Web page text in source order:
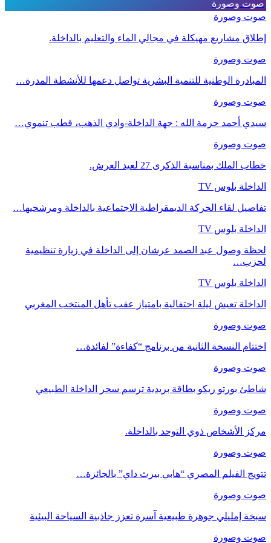
صوت وصورة
صوت وصورة
إطلاق مشاريع مهيكلة في مجالي الماء والتعليم بالداخلة.
صوت وصورة
المبادرة الوطنية للتنمية البشرية تواصل دعمها للأنشطة المدرة…
صوت وصورة
سيدي أحمد حرمة الله : جهة الداخلة-وادي الذهب، قطب تنموي…
صوت وصورة
خطاب الملك بمناسبة الذكرى 27 لعيد العرش.
الداخلة بلوس TV
تفاصيل لقاء الحركة الديمقراطية الاجتماعية بالداخلة ومرشحيها…
الداخلة بلوس TV
لحظة وصول عبد الصمد عرشان إلى الداخلة في زيارة تنظيمية
لحزب…
الداخلة بلوس TV
الداخلة تعيش ليلة احتفالية بامتياز عقب تأهل المنتخب المغربي
صوت وصورة
اختتام النسخة الثانية من برنامج “كفاءة” لفائدة…
صوت وصورة
شاطئ بورتو ريكو بطاقة بريدية ترسم سحر الداخلة الطبيعي
صوت وصورة
مركز الأشخاص ذوي التوحد بالداخلة.
صوت وصورة
تتويج الفيلم المصري “هابي بيرث داي” بالجائزة…
صوت وصورة
سبخة إمليلي جوهرة طبيعية آسرة تعزز جاذبية السياحة البيئية
صوت وصورة